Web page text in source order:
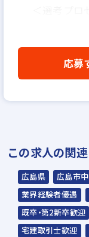
▼
WEB書類選
▼
説明選考会
式会社が行
スラッシ
ください。
ご連絡まで
ます。予め
応募
この求人の関
広島県 広島市
業界経験者優遇
既卒・第2新卒歓迎
宅建取引士歓迎